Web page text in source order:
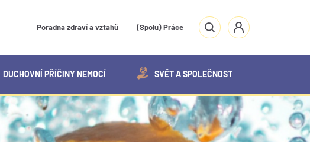
Poradna zdraví a vztahů (Spolu) Práce
DUCHOVNÍ PŘÍČINY NEMOCÍ SVĚT A SPOLEČNOST